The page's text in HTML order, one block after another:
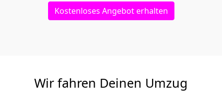
Kostenloses Angebot erhalten
Wir fahren Deinen Umzug